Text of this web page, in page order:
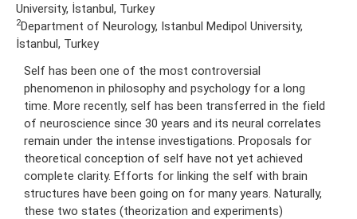
University, İstanbul, Turkey
2Department of Neurology, Istanbul Medipol University,
İstanbul, Turkey
Self has been one of the most controversial
phenomenon in philosophy and psychology for a long
time. More recently, self has been transferred in the field
of neuroscience since 30 years and its neural correlates
remain under the intense investigations. Proposals for
theoretical conception of self have not yet achieved
complete clarity. Efforts for linking the self with brain
structures have been going on for many years. Naturally,
these two states (theorization and experiments)